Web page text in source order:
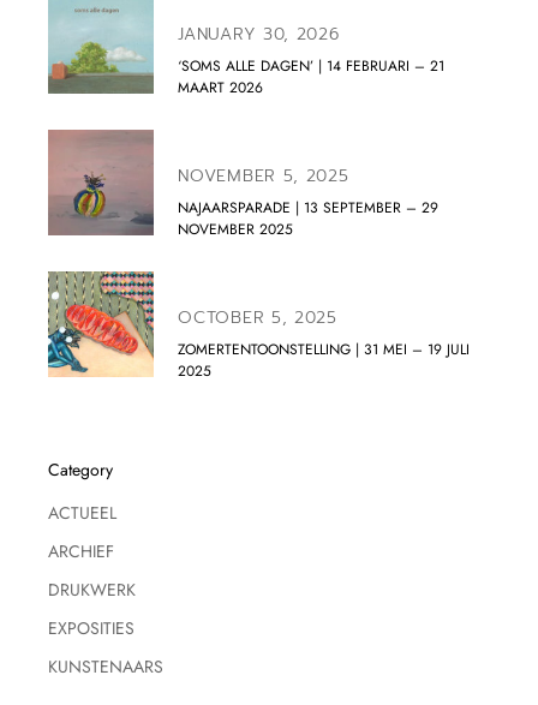
JANUARY 30, 2026
‘SOMS ALLE DAGEN’ | 14 FEBRUARI – 21
MAART 2026
NOVEMBER 5, 2025
NAJAARSPARADE | 13 SEPTEMBER – 29
NOVEMBER 2025
OCTOBER 5, 2025
ZOMERTENTOONSTELLING | 31 MEI – 19 JULI
2025
Category
ACTUEEL
ARCHIEF
DRUKWERK
EXPOSITIES
KUNSTENAARS